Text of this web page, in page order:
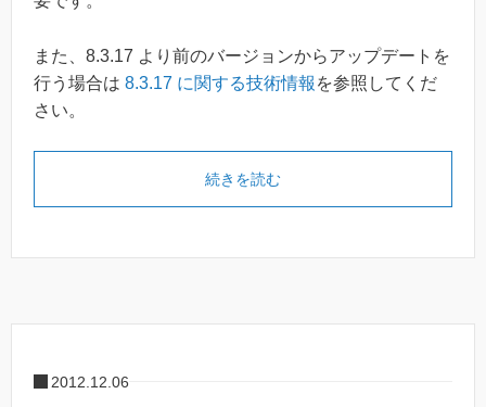
また、8.3.17 より前のバージョンからアップデートを
行う場合は 8.3.17 に関する技術情報 を参照してくだ
さい。
続きを読む
2012.12.06